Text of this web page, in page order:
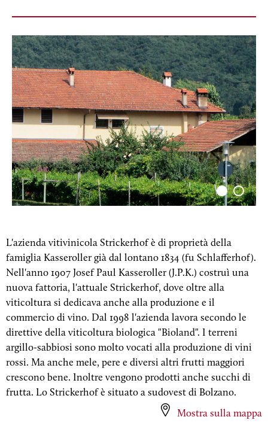
Mostra sulla mappa
L'azienda vitivinicola Strickerhof è di proprietà della
famiglia Kasseroller già dal lontano 1834 (fu Schlafferhof).
Nell'anno 1907 Josef Paul Kasseroller (J.P.K.) costruì una
nuova fattoria, l'attuale Strickerhof, dove oltre alla
viticoltura si dedicava anche alla produzione e il
commercio di vino. Dal 1998 l'azienda lavora secondo le
direttive della viticoltura biologica "Bioland". I terreni
argillo-sabbiosi sono molto vocati alla produzione di vini
rossi. Ma anche mele, pere e diversi altri frutti maggiori
crescono bene. Inoltre vengono prodotti anche succhi di
frutta. Lo Strickerhof è situato a sudovest di Bolzano.